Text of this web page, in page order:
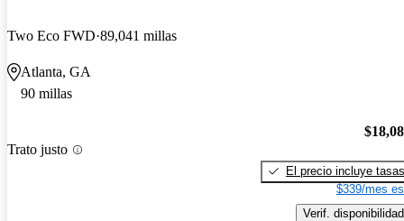
Two Eco FWD 89,041 millas
Atlanta, GA
90 millas
Trato justo
El precio incluye tasas
$339/mes
Verif. disponibilidad